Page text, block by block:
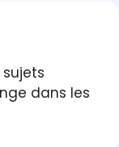
dans les